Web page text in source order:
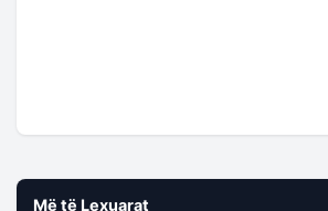
Më të Lexuarat